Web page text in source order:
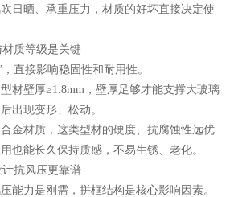
日晒、承重压力，材质的好坏直接决定使
质等级是关键
，直接影响稳固性和耐用性。
材壁厚≥1.8mm，壁厚足够才能支撑大玻璃
出现变形、松动。
金材质，这类型材的硬度、抗腐蚀性远优
也能长久保持质感，不易生锈、老化。
抗风压更靠谱
能力是刚需，拼框结构是核心影响因素。